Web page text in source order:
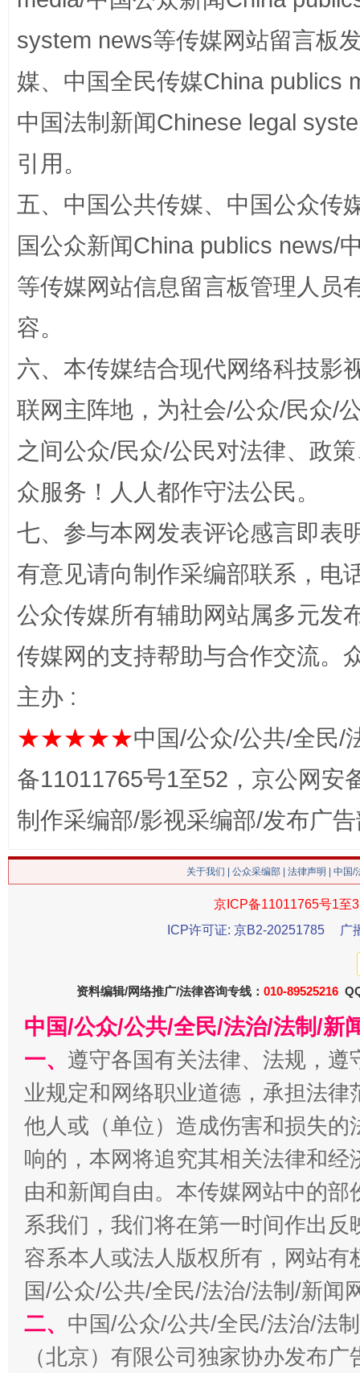
招工难、用工荒背后
网上购药对药下症？
这是一记警钟！ 谢
今
习近平的博鳌关键词
魏明亮
system news等传媒网站留言板
媒、中国全民传媒China publics
中国法制新闻Chinese legal
引用。
五、中国公共传媒、中国公众传
国公众新闻China publics news/
等传媒网站信息留言板管理人员
容。
六、本传媒结合现代网络科技影
联网主阵地，为社会/公众/民众/
之间公众/民众/公民对法律、政
众服务！人人都作守法公民。
七、参与本网发表评论感言即表
有意见请向制作采编部联系，电
公众传媒所有辅助网站属多元发
传媒网的支持帮助与合作交流。
主办 :
★★★★★中国/公众/公共/全民/
备11011765号1至52，京公网安
制作采编部/影视采编部/发布广
关于我们 公众采编部 法律声明 | 中国
京ICP备11011765号1至
ICP许可证: 京B2-20251785
广
资料编辑/网络推广/法律咨询专线： 010-89525216
中国/公众/公共/全民/法治/法制/新
一、 遵守各国有关法律、法规，
业规定和网络职业道德，承担法
他人或（单位）造成伤害和损失
响的，本网将追究其相关法律和
由和新闻自由。本传媒网站中的
系我们，我们将在第一时间作出
容系本人或法人版权所有，网站
国/公众/公共/全民/法治/法制/新闻
二、 中国/公众/公共/全民/法治/法
（北京）有限公司独家协办发布